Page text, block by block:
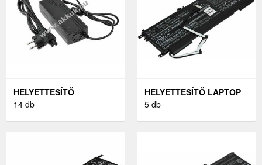
HELYETTESÍTŐ
HÁLÓZATI TÖLTŐ ACER
14 db
HELYETTESÍTŐ LAPTOP
AKKU HP ENVY 13-
5 db